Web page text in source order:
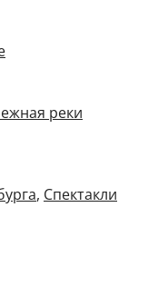
реки
, Спектакли